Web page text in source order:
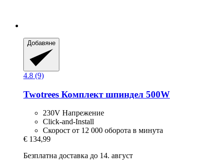
Добавяне
4.8 (9)
Twotrees Комплект шпиндел 500W
230V Напрежение
Click-and-Install
Скорост от 12 000 оборота в минута
€ 134,99
Безплатна доставка до 14. август